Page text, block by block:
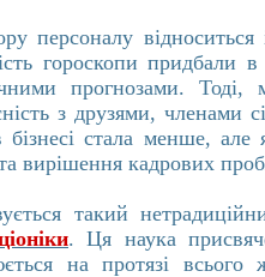
персоналу відноситься
гороскопи придбали
прогнозами. Тоді,
з друзями, членами
бізнесі стала менше,
вирішення кадрових
такий
. Ця наука
на протязі всього